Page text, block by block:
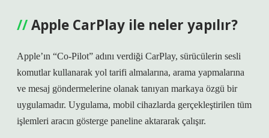
Apple CarPlay ile neler yapılır?
Apple’ın “Co-Pilot” adını verdiği CarPlay, sürücülerin sesli
komutlar kullanarak yol tarifi almalarına, arama yapmalarına
ve mesaj göndermelerine olanak tanıyan markaya özgü bir
uygulamadır. Uygulama, mobil cihazlarda gerçekleştirilen tüm
işlemleri aracın gösterge paneline aktararak çalışır.